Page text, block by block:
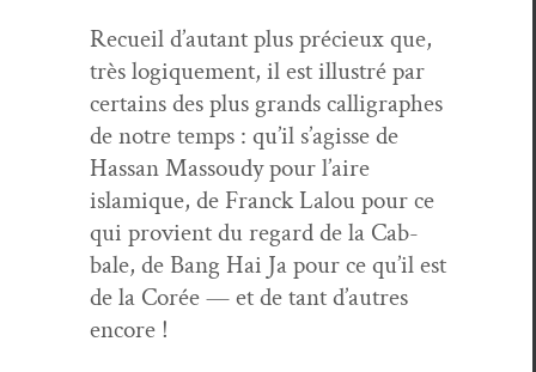
Recueil d’autant plus pré­cieux que,
très logique­ment, il est illus­tré par
cer­tains des plus grands cal­ligraphes
de notre temps : qu’il s’agisse de
Has­san Mas­soudy pour l’aire
islamique, de Franck Lalou pour ce
qui provient du regard de la Cab­
bale, de Bang Hai Ja pour ce qu’il est
de la Corée — et de tant d’autres
encore !